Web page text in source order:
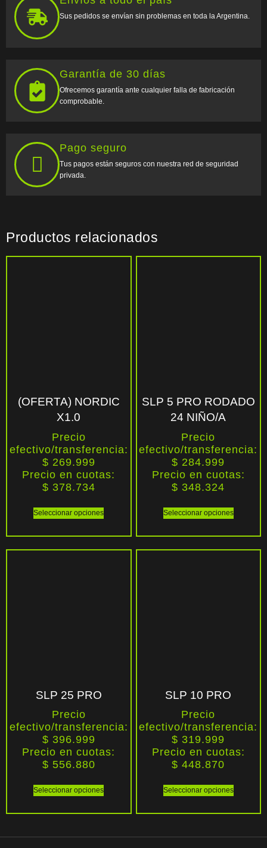
Sus pedidos se envían sin problemas en toda la Argentina.
Garantía de 30 días
Ofrecemos garantía ante cualquier falla de fabricación
comprobable.
Pago seguro
Tus pagos están seguros con nuestra red de seguridad
privada.
Productos relacionados
(OFERTA) NORDIC
X1.0
Precio
efectivo/transferencia:
$ 269.999
Precio en cuotas:
$ 378.734
Seleccionar opciones
SLP 5 PRO RODADO
24 NIÑO/A
Precio
efectivo/transferencia:
$ 284.999
Precio en cuotas:
$ 348.324
Seleccionar opciones
SLP 25 PRO
Precio
efectivo/transferencia:
$ 396.999
Precio en cuotas:
$ 556.880
Seleccionar opciones
SLP 10 PRO
Precio
efectivo/transferencia:
$ 319.999
Precio en cuotas:
$ 448.870
Seleccionar opciones